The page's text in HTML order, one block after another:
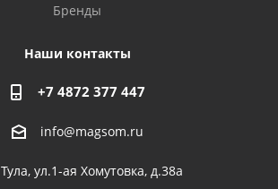
Бренды
Наши контакты
+7 4872 377 447
info@magsom.ru
Тула, ул.1-ая Хомутовка, д.38а